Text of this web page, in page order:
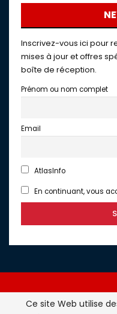
Inscrivez-vous ici pour
mises à jour et offres
boîte de réception.
Prénom ou nom complet
Email
AtlasInfo
En continuant, vous
Ce site Web utilise